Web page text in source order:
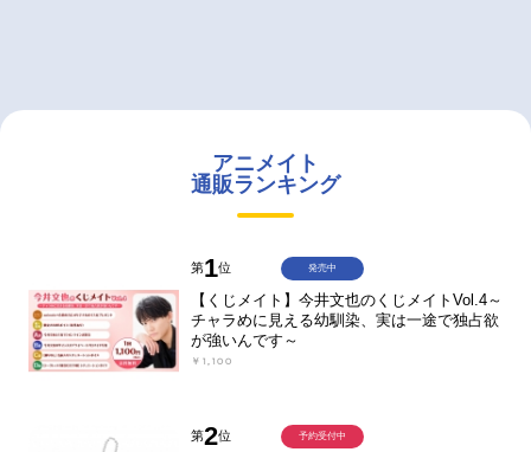
アニメイト
通販ランキング
第1位
【くじメイト】今井文也のくじメイトVol.4～
チャラめに見える幼馴染、実は一途で独占欲
が強いんです～
￥1,100
発売中
第2位 予約受付中